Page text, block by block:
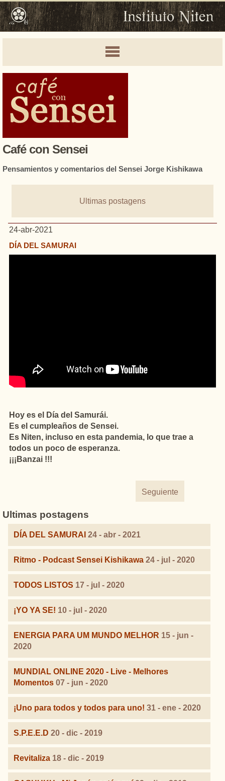
Café con Sensei
Pensamientos y comentarios del Sensei Jorge Kishikawa
Ultimas postagens
24-abr-2021
DÍA DEL SAMURAI
Hoy es el Día del Samurái.
Es el cumpleaños de Sensei.
Es Niten, incluso en esta pandemia, lo que trae a
todos un poco de esperanza.
¡¡¡Banzai !!!
Seguiente
Ultimas postagens
DÍA DEL SAMURAI 24 - abr - 2021
Ritmo - Podcast Sensei Kishikawa 24 - jul - 2020
TODOS LISTOS 17 - jul - 2020
¡YO YA SE! 10 - jul - 2020
ENERGIA PARA UM MUNDO MELHOR 15 - jun -
2020
MUNDIAL ONLINE 2020 - Live - Melhores
Momentos 07 - jun - 2020
¡Uno para todos y todos para uno! 31 - ene - 2020
S.P.E.E.D 20 - dic - 2019
Revitaliza 18 - dic - 2019